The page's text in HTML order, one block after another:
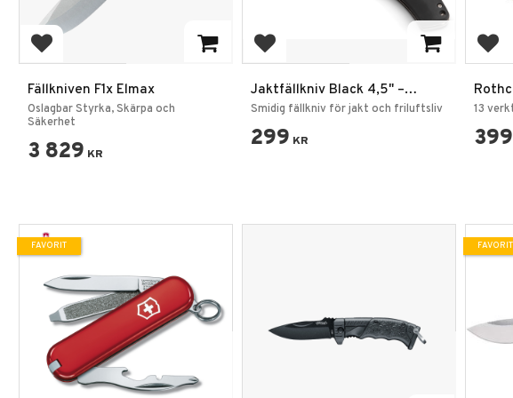
Lägg till i favoriter
Fällkniven F1x Elmax
Oslagbar Styrka, Skärpa och
Säkerhet
3 829 KR
Lägg till i favoriter
Jaktfällkniv Black 4,5" –
420SS Rostfritt Stål med
Smidig fällkniv för jakt och friluftsliv
299 KR
Röd
13
399
FAVORIT FAVORIT